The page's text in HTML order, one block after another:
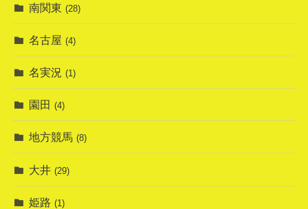
南関東 (28)
名古屋 (4)
名実況 (1)
園田 (4)
地方競馬 (8)
大井 (29)
姫路 (1)